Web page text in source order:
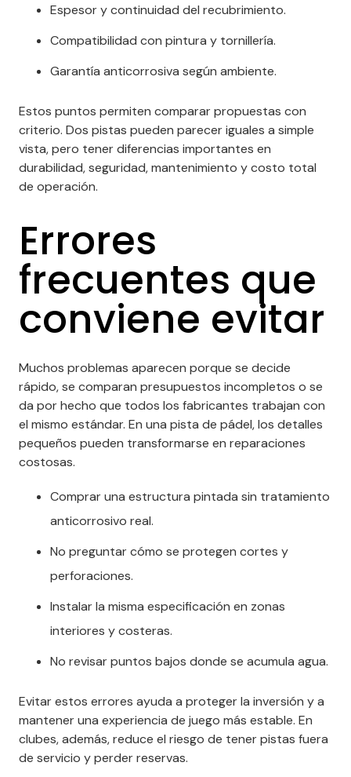
Espesor y continuidad del recubrimiento.
Compatibilidad con pintura y tornillería.
Garantía anticorrosiva según ambiente.
Estos puntos permiten comparar propuestas con
criterio. Dos pistas pueden parecer iguales a simple
vista, pero tener diferencias importantes en
durabilidad, seguridad, mantenimiento y costo total
de operación.
Errores
frecuentes que
conviene evitar
Muchos problemas aparecen porque se decide
rápido, se comparan presupuestos incompletos o se
da por hecho que todos los fabricantes trabajan con
el mismo estándar. En una pista de pádel, los detalles
pequeños pueden transformarse en reparaciones
costosas.
Comprar una estructura pintada sin tratamiento
anticorrosivo real.
No preguntar cómo se protegen cortes y
perforaciones.
Instalar la misma especificación en zonas
interiores y costeras.
No revisar puntos bajos donde se acumula agua.
Evitar estos errores ayuda a proteger la inversión y a
mantener una experiencia de juego más estable. En
clubes, además, reduce el riesgo de tener pistas fuera
de servicio y perder reservas.